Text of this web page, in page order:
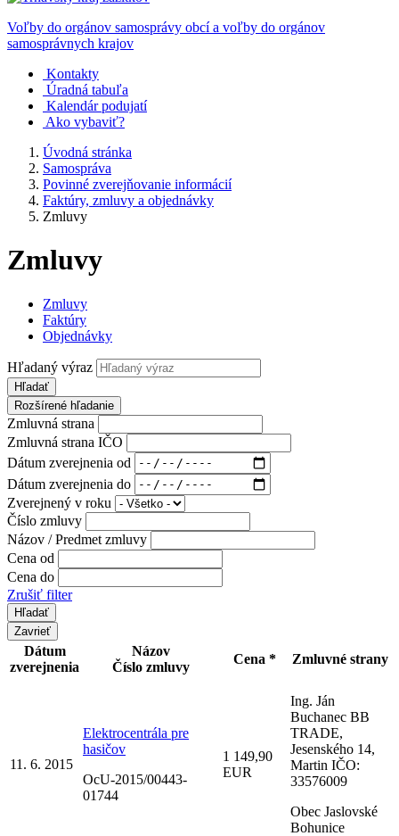
Voľby do orgánov samosprávy obcí a voľby do orgánov
samosprávnych krajov
Kontakty
Úradná tabuľa
Kalendár podujatí
Ako vybaviť?
Úvodná stránka
Samospráva
Povinné zverejňovanie informácií
Faktúry, zmluvy a objednávky
Zmluvy
Zmluvy
Zmluvy
Faktúry
Objednávky
Hľadaný výraz
Hľadať
Rozšírené hľadanie
Zmluvná strana
Zmluvná strana IČO
Dátum zverejnenia od
Dátum zverejnenia do
Zverejnený v roku
Číslo zmluvy
Názov / Predmet zmluvy
Cena od
Cena do
Zrušiť filter
Zavrieť
Dátum
zverejnenia
Názov
Číslo zmluvy
Cena * Zmluvné strany
11. 6. 2015
Elektrocentrála pre
hasičov
OcU-2015/00443-
01744
1 149,90
EUR
Ing. Ján
Buchanec BB
TRADE,
Jesenského 14,
Martin IČO:
33576009
Obec Jaslovské
Bohunice